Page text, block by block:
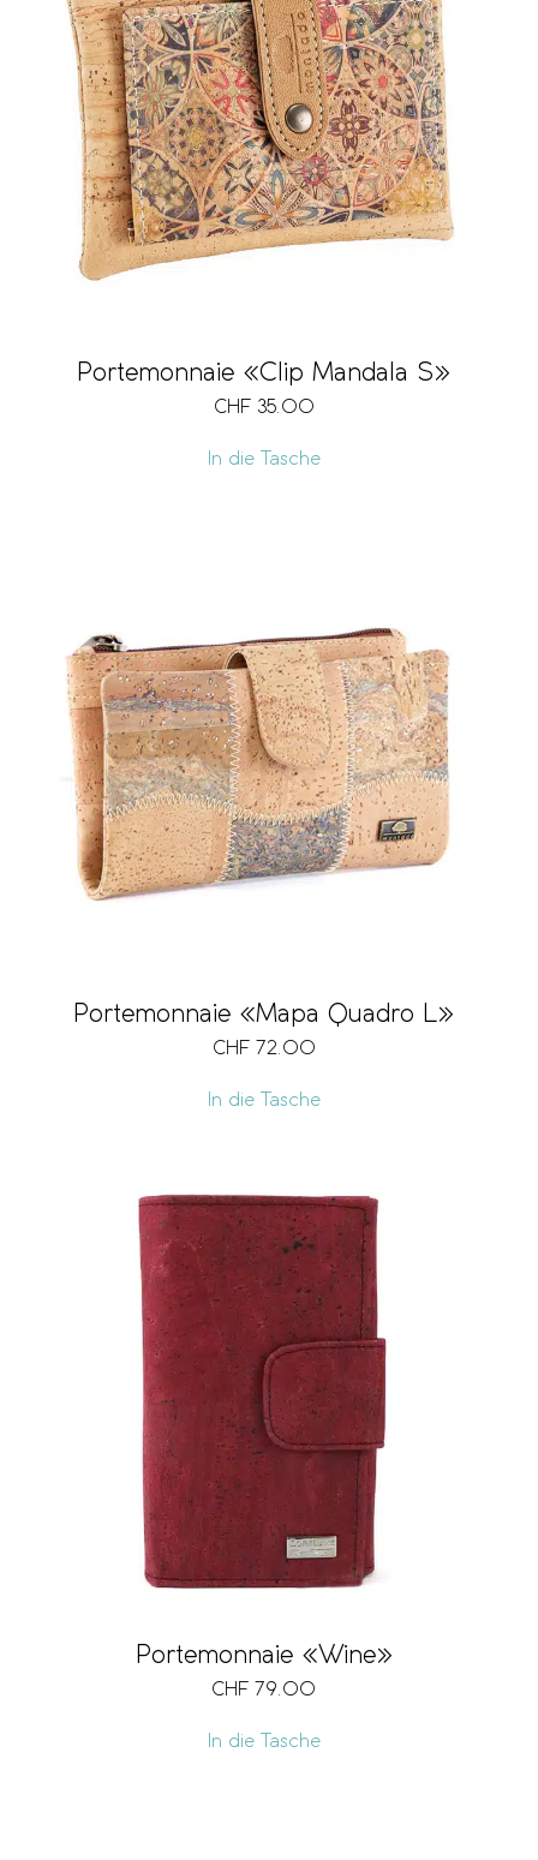
Portemonnaie «Clip Mandala S»
CHF 35.00
In die Tasche
Portemonnaie «Mapa Quadro L»
CHF 72.00
In die Tasche
Portemonnaie «Wine»
CHF 79.00
In die Tasche